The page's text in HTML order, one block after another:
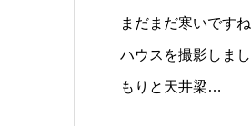
まだまだ寒いです
ハウスを撮影しま
もりと天井梁…